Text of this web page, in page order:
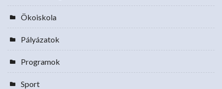
Ökoiskola
Pályázatok
Programok
Sport